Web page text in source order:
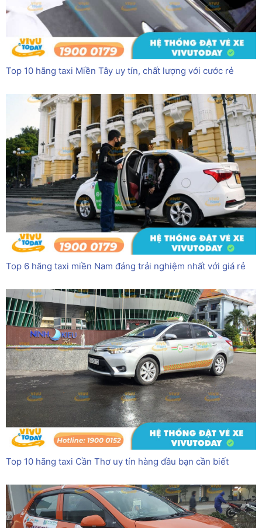
Top 10 hãng taxi Miền Tây uy tín, chất lượng với cước rẻ
Top 6 hãng taxi miền Nam đáng trải nghiệm nhất với giá rẻ
Top 10 hãng taxi Cần Thơ uy tín hàng đầu bạn cần biết